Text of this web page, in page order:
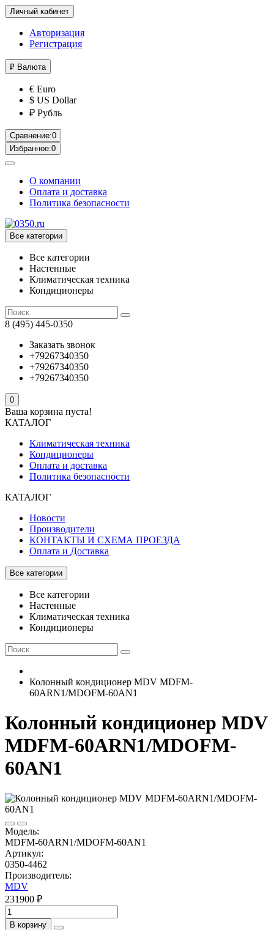
Личный кабинет
Авторизация
Регистрация
₽ Валюта
€ Euro
$ US Dollar
₽ Рубль
Сравнение:0
Избранное:0
О компании
Оплата и доставка
Политика безопасности
Все категории
Все категории
Настенные
Климатическая техника
Кондиционеры
8 (495) 445-0350
Заказать звонок
+79267340350
+79267340350
+79267340350
0
Ваша корзина пуста!
КАТАЛОГ
Климатическая техника
Кондиционеры
Оплата и доставка
Политика безопасности
КАТАЛОГ
Новости
Производители
КОНТАКТЫ И СХЕМА ПРОЕЗДА
Оплата и Доставка
Все категории
Все категории
Настенные
Климатическая техника
Кондиционеры
Колонный кондиционер MDV MDFM-
60ARN1/MDOFM-60AN1
Колонный кондиционер MDV
MDFM-60ARN1/MDOFM-
60AN1
Модель:
MDFM-60ARN1/MDOFM-60AN1
Артикул:
0350-4462
Производитель:
MDV
231900 ₽
В корзину